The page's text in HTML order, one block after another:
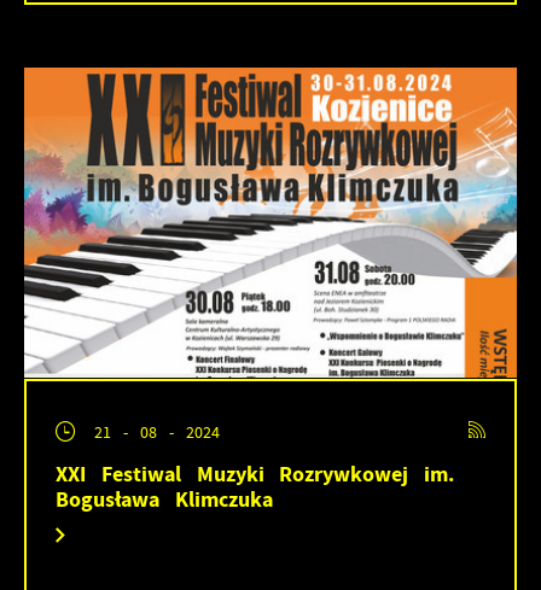
21 - 08 - 2024
XXI Festiwal Muzyki Rozrywkowej im.
Bogusława Klimczuka